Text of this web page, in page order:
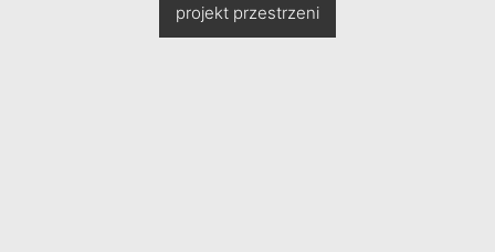
projekt przestrzeni